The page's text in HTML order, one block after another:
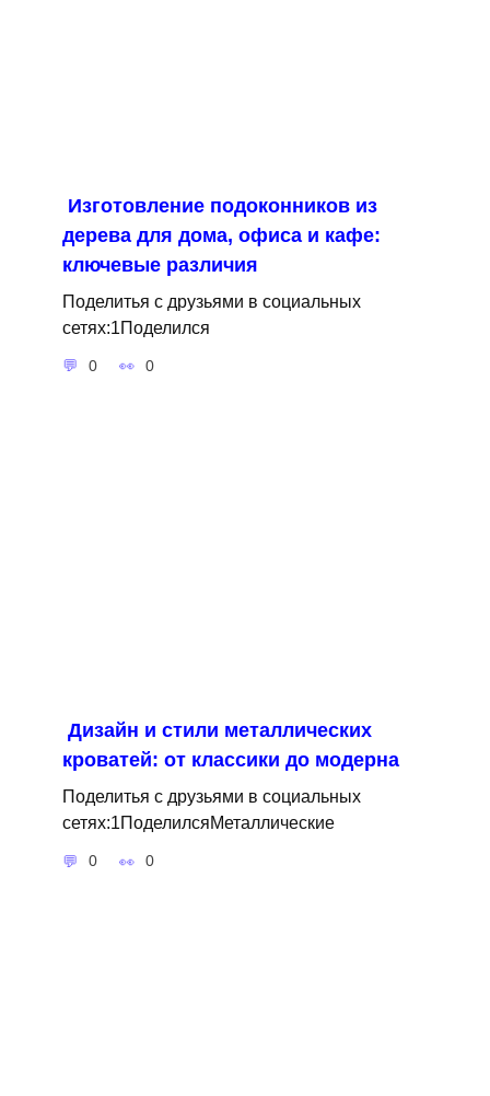
Изготовление подоконников из
дерева для дома, офиса и кафе:
ключевые различия
Поделитья с друзьями в социальных
сетях:1Поделился
0 0
Дизайн и стили металлических
кроватей: от классики до модерна
Поделитья с друзьями в социальных
сетях:1ПоделилсяМеталлические
0 0